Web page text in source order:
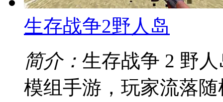
生存战争2野人岛
简介： 生存战争 2 野
模组手游，玩家流落